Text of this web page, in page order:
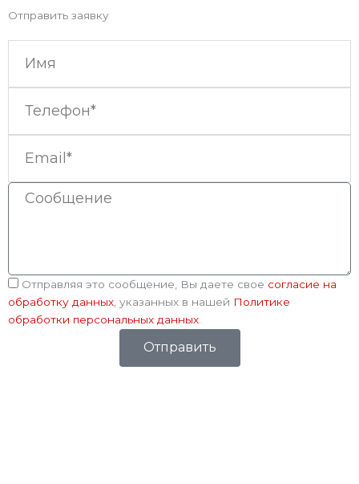
Отправить заявку
Сообщение
Соглашение
Отправляя это сообщение, Вы даете свое согласие на
обработку данных , указанных в нашей Политике
обработки персональных данных
Отправить